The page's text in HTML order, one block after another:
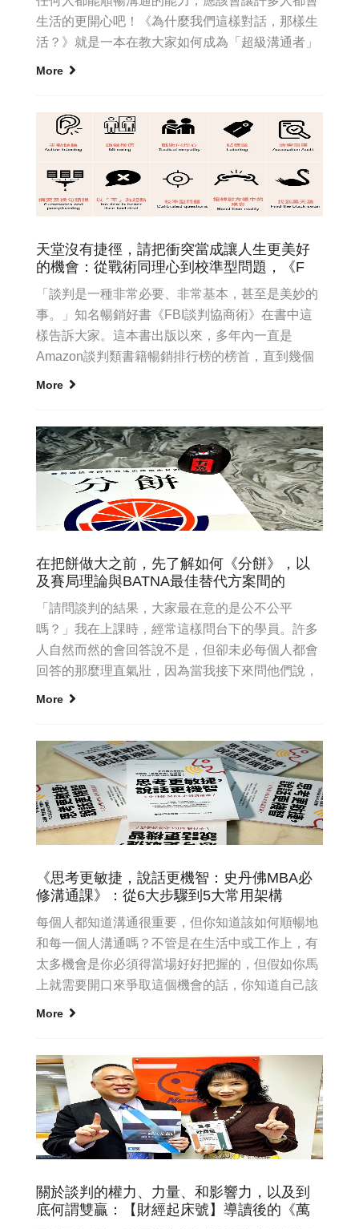
生活的更開心吧！《為什麼我們這樣對話，那樣生
活？》就是一本在教大家如何成為「超級溝通者」
的好書，因為這本書的英文...
More
天堂沒有捷徑，請把衝突當成讓人生更美好
的機會：從戰術同理心到校準型問題，《F
「談判是一種非常必要、非常基本，甚至是美妙的
事。」知名暢銷好書《FBI談判協商術》在書中這
樣告訴大家。這本書出版以來，多年內一直是
Amazon談判類書籍暢銷排行榜的榜首，直到幾個
月前才被另一本新書取代...
More
在把餅做大之前，先了解如何《分餅》，以
及賽局理論與BATNA最佳替代方案間的
「請問談判的結果，大家最在意的是公不公平
嗎？」我在上課時，經常這樣問台下的學員。許多
人自然而然的會回答說不是，但卻未必每個人都會
回答的那麼理直氣壯，因為當我接下來問他們說，
「那麼你們談判的時候，最在意...
More
《思考更敏捷，說話更機智：史丹佛MBA必
修溝通課》：從6大步驟到5大常用架構
每個人都知道溝通很重要，但你知道該如何順暢地
和每一個人溝通嗎？不管是在生活中或工作上，有
太多機會是你必須得當場好好把握的，但假如你馬
上就需要開口來爭取這個機會的話，你知道自己該
說些什麼嗎？這些答案，都...
More
關於談判的權力、力量、和影響力，以及到
底何謂雙贏：【財經起床號】導讀後的《萬